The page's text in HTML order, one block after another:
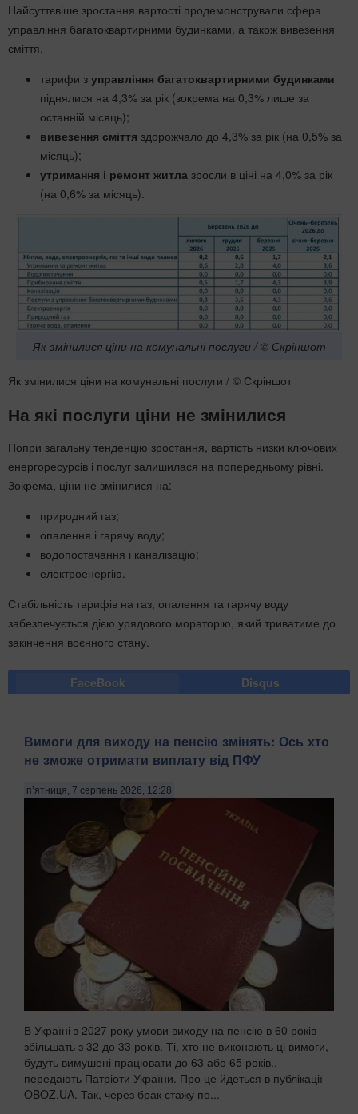
Найсуттєвіше зростання вартості продемонстрували сфера
управління багатоквартирними будинками, а також вивезення
сміття.
тарифи з управління багатоквартирними будинками
піднялися на 4,3% за рік (зокрема на 0,3% лише за
останній місяць);
вивезення сміття здорожчало до 4,3% за рік (на 0,5% за
місяць);
утримання і ремонт житла зросли в ціні на 4,0% за рік
(на 0,6% за місяць).
Як змінилися ціни на комунальні послуги / © Скріншот
Як змінилися ціни на комунальні послуги / © Скріншот
На які послуги ціни не змінилися
Попри загальну тенденцію зростання, вартість низки ключових
енергоресурсів і послуг залишилася на попередньому рівні.
Зокрема, ціни не змінилися на:
природний газ;
опалення і гарячу воду;
водопостачання і каналізацію;
електроенергію.
Стабільність тарифів на газ, опалення та гарячу воду
забезпечується дією урядового мораторію, який триватиме до
закінчення воєнного стану.
FaceBook Disqus
Вимоги для виходу на пенсію змінять: Ось хто
не зможе отримати виплату від ПФУ
п’ятниця, 7 серпень 2026, 12:28
В Україні з 2027 року умови виходу на пенсію в 60 років
збільшать з 32 до 33 років. Ті, хто не виконають ці вимоги,
будуть вимушені працювати до 63 або 65 років.,
передають Патріоти України. Про це йдеться в публікації
OBOZ.UA. Так, через брак стажу по...